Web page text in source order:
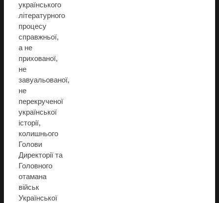
українського
літературного
процесу
справжньої,
а не
прихованої,
не
завуальованої,
не
перекрученої
української
історії,
колишнього
Голови
Директорії та
Головного
отамана
військ
Української